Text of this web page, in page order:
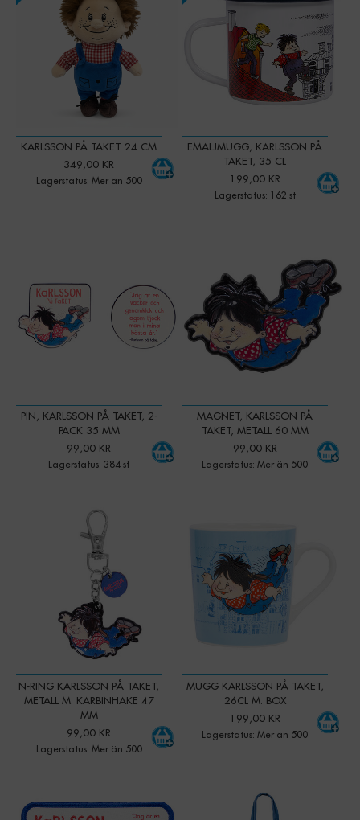
KARLSSON PÅ TAKET 24 CM
349,00 KR
Lagerstatus: Mer än 500
EMALJMUGG, KARLSSON PÅ
TAKET, 35 CL
199,00 KR
Lagerstatus: 162 st
PIN, KARLSSON PÅ TAKET, 2-
PACK 35 MM
99,00 KR
Lagerstatus: 384 st
MAGNET, KARLSSON PÅ
TAKET, METALL 60 MM
99,00 KR
Lagerstatus: Mer än 500
N-RING KARLSSON PÅ TAKET,
METALL M. KARBINHAKE 47
MM
99,00 KR
Lagerstatus: Mer än 500
+
MUGG KARLSSON PÅ TAKET,
26CL M. BOX
199,00 KR
Lagerstatus: Mer än 500
Qty: +
- +